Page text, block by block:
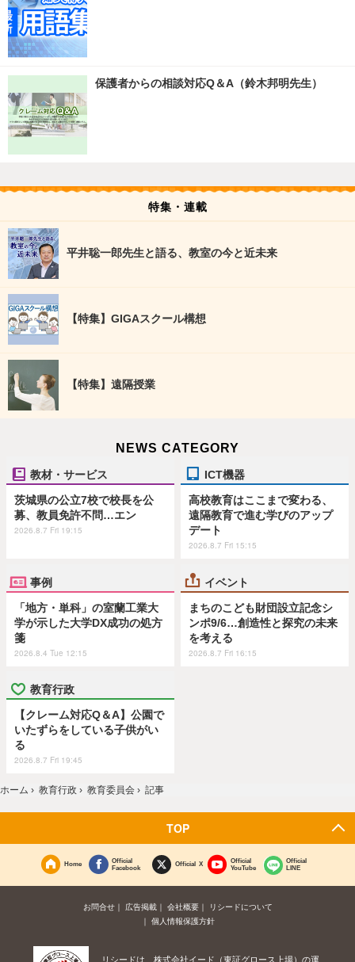
保護者からの相談対応Q＆A（鈴木邦明先生）
特集・連載
平井聡一郎先生と語る、教室の今と近未来
【特集】GIGAスクール構想
【特集】遠隔授業
NEWS CATEGORY
教材・サービス
茨城県の公立7校で校長を公
募、教員免許不問…エン
2026.8.7 Fri 19:15
ICT機器
高校教育はここまで変わる、
遠隔教育で進む学びのアップ
デート
2026.8.7 Fri 15:15
事例
「地方・単科」の室蘭工業大
学が示した大学DX成功の処方
箋
2026.8.4 Tue 12:15
イベント
まちのこども財団設立記念シ
ンポ9/6…創造性と探究の未来
を考える
2026.8.7 Fri 16:15
教育行政
【クレーム対応Q＆A】公園で
いたずらをしている子供がい
る
2026.8.7 Fri 19:45
ホーム › 教育行政 › 教育委員会 › 記事
TOP
Home
Official
Facebook
Official X
Official
YouTube
Official
LINE
お問合せ 広告掲載 会社概要
リシードについて
個人情報保護方針
リシードは、株式会社イード（東証グロース上場）の運